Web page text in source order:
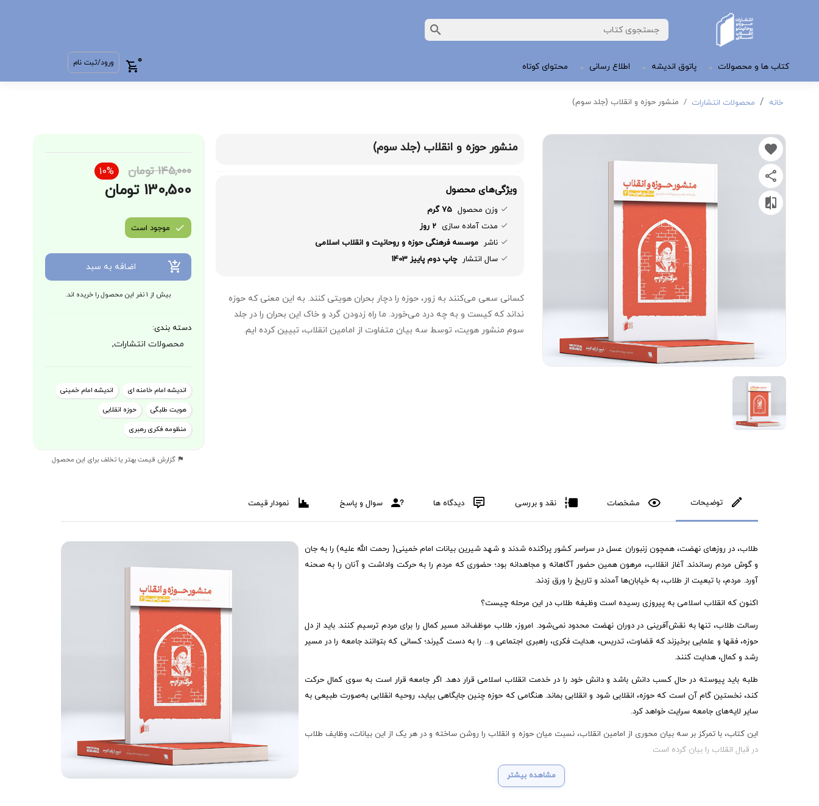
کتاب ها و محصولات پاتوق اندیشه اطلاع رسانی محتوای کوتاه
0 ورود/ثبت نام
خانه محصولات انتشارات منشور حوزه و انقلاب (جلد سوم)
منشور حوزه و انقلاب (جلد سوم)
ویژگی‌های محصول
وزن محصول 75 گرم
مدت آماده سازی 2 روز
ناشر موسسه فرهنگی حوزه و روحانیت و انقلاب اسلامی
سال انتشار چاپ دوم پاییز 1403
کسانی سعی می‌کنند به زور، حوزه را دچار بحران هویتی کنند. به این معنی که حوزه
نداند که کیست و به چه درد می‌خورد. ما راه زدودن گرد و خاک این بحران را در جلد
سوم منشور هویت، توسط سه بیان متفاوت از امامین انقلاب، تبیین کرده ایم.
145,000 تومان 10%
130,500 تومان
موجود است
اضافه به سبد
بیش از 1 نفر این محصول را خریده اند.
دسته بندی:
محصولات انتشارات,
اندیشه امام خامنه ای
اندیشه امام خمینی
هویت طلبگی
حوزه انقلابی
منظومه فکری رهبری
گزارش قیمت بهتر یا تخلف برای این محصول
توضیحات مشخصات نقد و بررسی دیدگاه ها سوال و پاسخ نمودار قیمت
طلاب، در روزهای نهضت، همچون زنبوران عسل در سراسر کشور پراکنده شدند و شهد شیرین بیانات امام خمینی( رحمت الله علیه) را به جان
و گوش مردم رساندند. آغاز انقلاب، مرهون همین حضور آگاهانه و مجاهدانه بود؛ حضوری که مردم را به حرکت واداشت و آنان را به صحنه
آورد. مردم، با تبعیت از طلاب، به خیابان‌ها آمدند و تاریخ را ورق زدند.
اکنون که انقلاب اسلامی به پیروزی رسیده است وظیفه طلاب در این مرحله چیست؟
رسالت طلاب، تنها به نقش‌آفرینی در دوران نهضت محدود نمی‌شود. امروز، طلاب موظف‌اند مسیر کمال را برای مردم ترسیم کنند. باید از دل
حوزه، فقها و علمایی برخیزند که قضاوت، تدریس، هدایت فکری، راهبری اجتماعی و... را به دست گیرند؛ کسانی که بتوانند جامعه را در مسیر
رشد و کمال، هدایت کنند.
طلبه باید پیوسته در حال کسب دانش باشد و دانش خود را در خدمت انقلاب اسلامی قرار دهد. اگر جامعه قرار است به سوی کمال حرکت
کند، نخستین گام آن است که حوزه، انقلابی شود و انقلابی بماند. هنگامی که حوزه چنین جایگاهی بیابد، روحیه انقلابی به‌صورت طبیعی به
سایر لایه‌های جامعه سرایت خواهد کرد.
این کتاب، با تمرکز بر سه بیان محوری از امامین انقلاب، نسبت میان حوزه و انقلاب را روشن ساخته و در هر یک از این بیانات، وظایف طلاب
در قبال انقلاب را بیان کرده است
مشاهده بیشتر